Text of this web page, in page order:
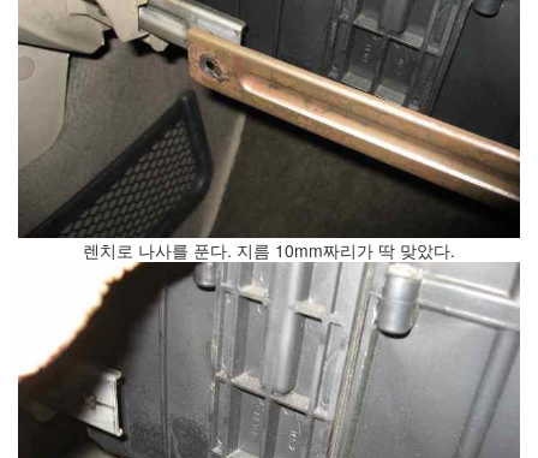
렌치로 나사를 푼다. 지름 10mm짜리가 딱 맞았다.
의
지
(1)
에
용
기
(2010
뇌,
진